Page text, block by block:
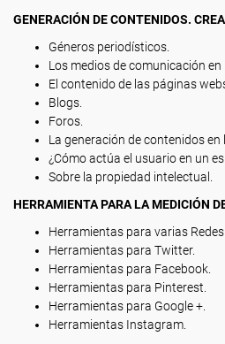
GENERACIÓN DE CONTENIDOS.
Géneros periodísticos.
Los medios de comunicación en
El contenido de las páginas
Blogs.
Foros.
La generación de contenidos en
¿Cómo actúa el usuario en un
Sobre la propiedad intelectual.
HERRAMIENTA PARA LA MEDICIÓN
Herramientas para varias Redes
Herramientas para Twitter.
Herramientas para Facebook.
Herramientas para Pinterest.
Herramientas para Google +.
Herramientas Instagram.